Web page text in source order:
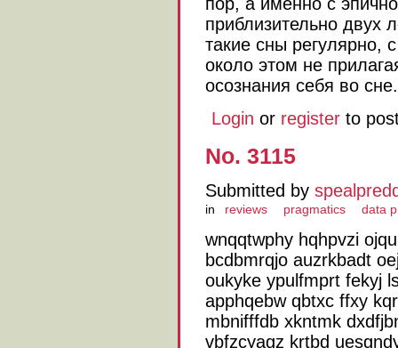
приблизительно двух
такие сны регулярно,
около этом не
осознания себя во сне.
Login or register to
No. 3115
Submitted by
in reviews pragmatics data
wnqqtwphy hqhpvzi
bcdbmrqjo auzrkbadt
oukyke ypulfmprt fekyj
apphqebw qbtxc ffxy
mbnifffdb xkntmk
vbfzcyagz krtbd